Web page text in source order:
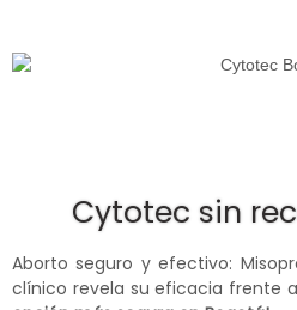
Cytotec sin
Aborto seguro y efectivo:
clínico revela su eficacia frente